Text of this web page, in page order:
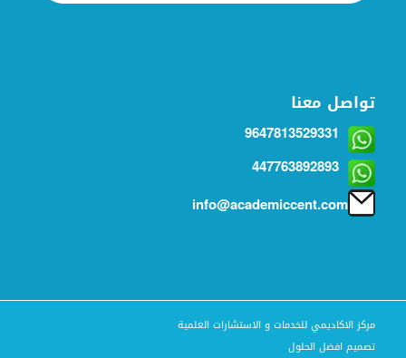
تواصل معنا
9647813529331
447763892893
info@academiccent.com
مركز الاكاديمي للخدمات و الاستشارات العلمية
تصميم افضل الحلول